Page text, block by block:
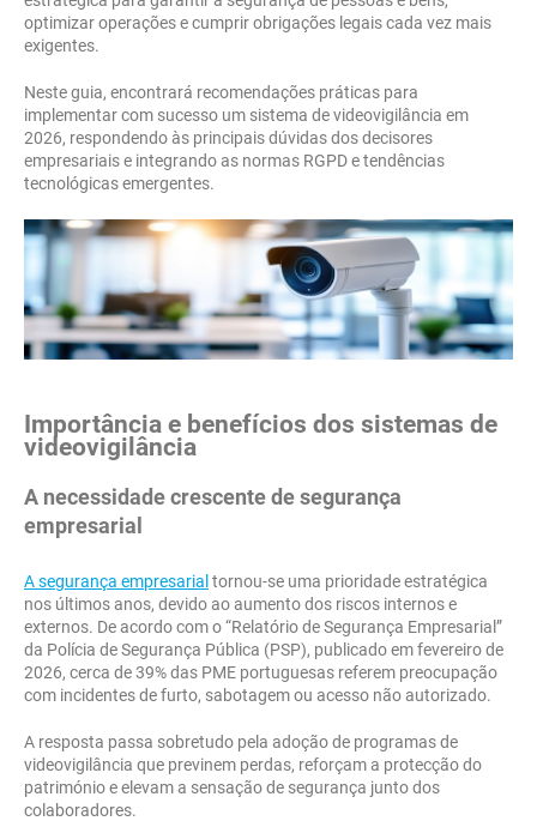
optimizar operações e cumprir obrigações legais cada vez mais
exigentes.
Neste guia, encontrará recomendações práticas para
implementar com sucesso um sistema de videovigilância em
2026, respondendo às principais dúvidas dos decisores
empresariais e integrando as normas RGPD e tendências
tecnológicas emergentes.
Importância e benefícios dos sistemas de
videovigilância
A necessidade crescente de segurança
empresarial
A segurança empresarial tornou-se uma prioridade estratégica
nos últimos anos, devido ao aumento dos riscos internos e
externos. De acordo com o “Relatório de Segurança Empresarial”
da Polícia de Segurança Pública (PSP), publicado em fevereiro de
2026, cerca de 39% das PME portuguesas referem preocupação
com incidentes de furto, sabotagem ou acesso não autorizado.
A resposta passa sobretudo pela adoção de programas de
videovigilância que previnem perdas, reforçam a protecção do
património e elevam a sensação de segurança junto dos
colaboradores.